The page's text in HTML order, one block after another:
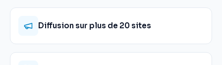
Diffusion sur plus de 20 sites